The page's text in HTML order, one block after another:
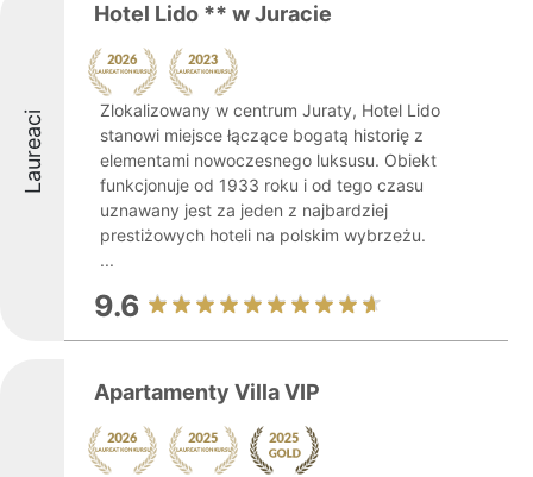
Laureaci
Hotel Lido ** w Juracie
Zlokalizowany w centrum Juraty, Hotel Lido
stanowi miejsce łączące bogatą historię z
elementami nowoczesnego luksusu. Obiekt
funkcjonuje od 1933 roku i od tego czasu
uznawany jest za jeden z najbardziej
prestiżowych hoteli na polskim wybrzeżu.
...
9.6
Apartamenty Villa VIP